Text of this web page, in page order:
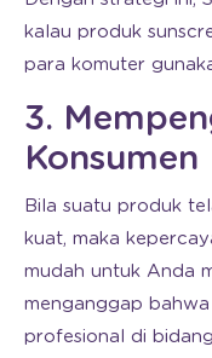
kalau produk
para komuter
3.
Konsumen
Bila suatu produk
kuat, maka
mudah untuk Anda
menganggap
profesional di